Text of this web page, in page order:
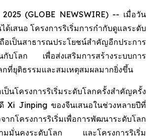
(GLOBE NEWSWIRE) -- เมื่อวัน
ด้เสนอ โครงการริเริ่มการกำกับดูแลระดับ
เป็นสาธารณประโยชน์สำคัญอีกประการ
กับโลก เพื่อส่งเสริมการสร้างระบบการ
กที่ยุติธรรมและสมเหตุสมผลมากยิ่งขึ้น
ป็นโครงการริเริ่มระดับโลกครั้งสำคัญครั้ง
Xi Jinping ของจีนเสนอในช่วงหลายปีที่
รงการริเริ่มเพื่อการพัฒนาระดับโลก
ามมั่นคงระดับโลก และโครงการริเริ่ม